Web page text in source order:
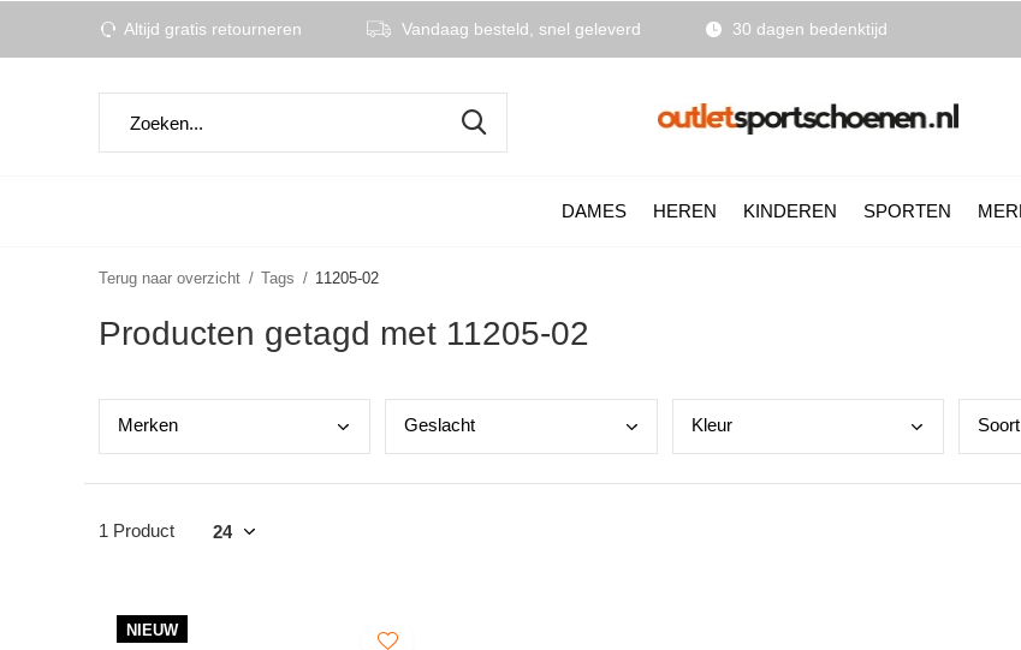
DAMES HEREN KINDEREN SPORTEN
Altijd gratis retourneren Vandaag besteld, snel geleverd 30 dagen bedenktijd
Terug naar overzicht Tags 11205-02
Producten getagd met 11205-02
Merken Geslacht Kleur Soor
1 Product
NIEUW